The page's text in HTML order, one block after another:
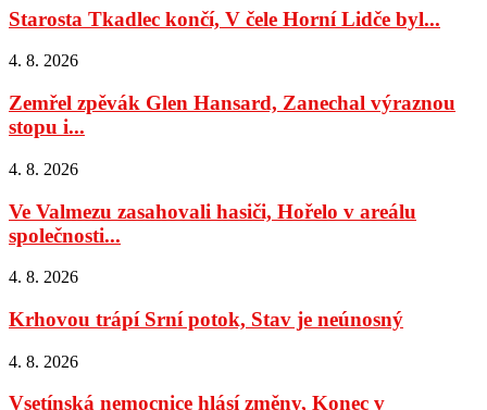
Starosta Tkadlec končí, V čele Horní Lidče byl...
4. 8. 2026
Zemřel zpěvák Glen Hansard, Zanechal výraznou
stopu i...
4. 8. 2026
Ve Valmezu zasahovali hasiči, Hořelo v areálu
společnosti...
4. 8. 2026
Krhovou trápí Srní potok, Stav je neúnosný
4. 8. 2026
Vsetínská nemocnice hlásí změny, Konec v